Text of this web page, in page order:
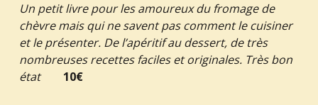
Un petit livre pour les amoureux du fromage de
chèvre mais qui ne savent pas comment le cuisiner
et le présenter. De l’apéritif au dessert, de très
nombreuses recettes faciles et originales. Très bon
état
10€